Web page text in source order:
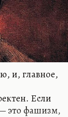
и, главное,
Если
это фашизм,